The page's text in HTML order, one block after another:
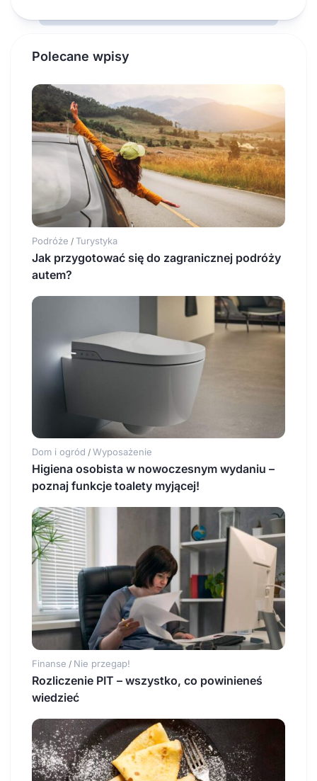
Polecane wpisy
Podróże / Turystyka
Jak przygotować się do zagranicznej podróży
autem?
Dom i ogród / Wyposażenie
Higiena osobista w nowoczesnym wydaniu –
poznaj funkcje toalety myjącej!
Finanse / Nie przegap!
Rozliczenie PIT – wszystko, co powinieneś
wiedzieć